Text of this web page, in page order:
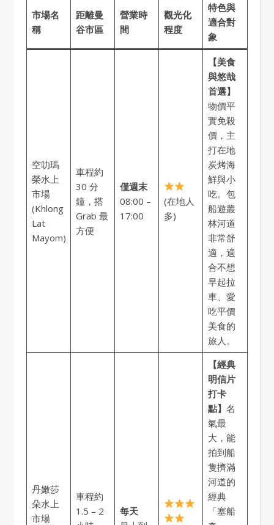
市場名
稱
距離曼
谷市區
營業時
間
觀光化
程度
特色與
適合對
象
空叻瑪
榮水上
市場
(Khlong
Lat
Mayom)
車程約
30 分
鐘，搭
Grab 最
方便
僅週末
08:00 –
17:00
(在地人
多)
【美食
與悠哉
首選】
物價平
實免殺
價，主
打在地
炭烤海
鮮與小
吃。包
船遊叢
林河道
非常舒
適，適
合不想
早起拉
車、愛
吃平價
美食的
旅人。
丹嫩莎
朵水上
市場
車程約
1.5 – 2
每天
【經典
明信片
打卡
點】 名
氣最
大，能
拍到船
隻擠滿
河道的
經典
「塞船